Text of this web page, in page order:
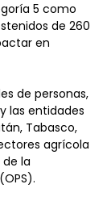
5 como
de 260
en
de personas,
las entidades
Tabasco,
agrícola
la